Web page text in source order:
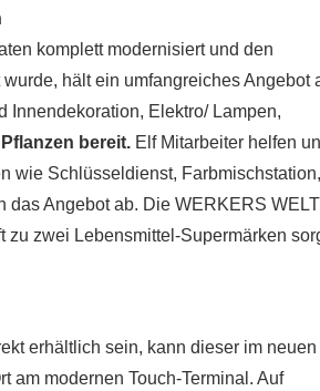
komplett modernisiert und den
hält ein umfangreiches Angebot
Innendekoration, Elektro/ Lampen,
bereit. Elf Mitarbeiter helfen
wie Schlüsseldienst, Farbmischstation,
das Angebot ab. Die WERKERS WELT
zu zwei Lebensmittel-Supermärken
erhältlich sein, kann dieser im neuen
am modernen Touch-Terminal. Auf